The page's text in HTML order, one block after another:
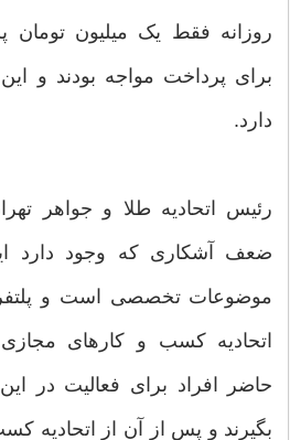
روزانه فقط یک میلیون تومان
برای پرداخت مواجه بودند و
دارد.
رئیس اتحادیه طلا و جواهر
ضعف آشکاری که وجود دارد
موضوعات تخصصی است و
اتحادیه کسب و کارهای
حاضر افراد برای فعالیت در
بگیرند و پس از آن از اتحادیه